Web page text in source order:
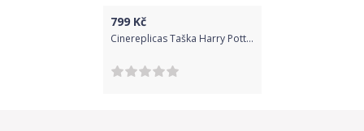
799Kč
Cinereplicas Taška Harry Potter - Zlatý erb Bradavic, barva černá